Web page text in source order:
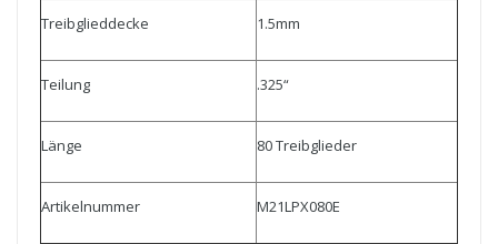
Treibglieddecke 1.5mm
Teilung .325“
Länge 80 Treibglieder
Artikelnummer M21LPX080E